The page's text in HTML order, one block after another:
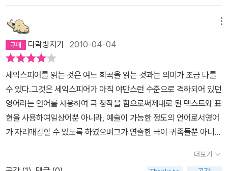
브래들리는 셰익스피어의 비극을 가리켜 “높은 자이에 있는 사람을
죽음에 이르게 만드는 특별한 불행 또는 격변의 이야기로 반전이 거
듭되는 드라마같은 이야기라고 말합니다 연민은 벌거숭이 갓난아
기 모습으로 돌풍에 걸터 앉아, 아니면 천사처럼 형체 없는 기류의 말
등에 올라앉아 이 끔찍한 행위를 만인 눈에 띄게 하여 눈물은 바람을
잠재우리.-내 의도의 옆구리를 찌르는 박차는 오직 하나 치솟는 야심
인데, 너무 높이 뛰어올라 ---p.37 멕베스 대사 중 스코틀랜드 왕
인 던컨 왕은 최근에 노르웨이와 결탁한 반란군으로 인해 골머리를
앓고 있습니다. 하지만 다행히도 맥베스라는 맹장과 뱅쿠오라는 장군
덕에 반란군을 비교적 손쉽제 제압합니다. 던컨왕은 너무나도 기쁜
나머지 맥베스에게 상으로 반역자의 영지였던 코더라는 영지를 하사
합니다. 한편 승전보를 가지고 돌아오던 맥베스와 뱅쿠오는 마녀셋을
다락방지기 2010-04-04
세익스피어를 읽는 것은 여느 희곡을 읽는 것과는 의미가 조금 다를
수 있다.그것은 세익스피어가 아직 야만스런 수준으로 격하되어 있던
영어라는 언어를 사용하여 극 창작을 함으로써제대로 된 텍스트와 표
현을 사용하여일상어뿐 아니라, 예술이 가능한 정도의 언어로서영어
가 자리매김할 수 있도록 하였으며그가 연출한 극이 귀족들뿐 아니라
서 폭 넓게 국민어로서 자리매김할 수 있도록 하였다는 역사적 의미.
더보기